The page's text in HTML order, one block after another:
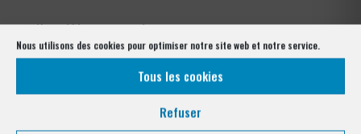
Nous utilisons des cookies pour optimiser notre site web et notre service.
Tous les cookies
Refuser
Nos références posés
à Duranus 06670